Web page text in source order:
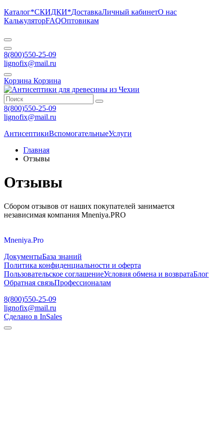
Каталог*СКИДКИ*ДоставкаЛичный кабинетО нас
КалькуляторFAQОптовикам
8(800)550-25-09
lignofix@mail.ru
Корзина Корзина
8(800)550-25-09
lignofix@mail.ru
АнтисептикиВспомогательныеУслуги
Главная
Отзывы
Отзывы
Сбором отзывов от наших покупателей занимается
независимая компания Mneniya.PRO
Mneniya.Pro
ДокументыБаза знаний
Политика конфиденциальности и оферта
Пользовательское соглашениеУсловия обмена и возвратаБлог
Обратная связьПрофессионалам
8(800)550-25-09
lignofix@mail.ru
Сделано в InSales